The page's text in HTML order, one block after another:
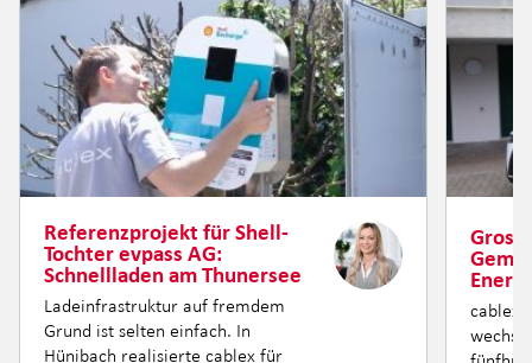
Referenzprojekt für Shell-
Tochter evpass AG:
Schnellladen am Thunersee
Ladeinfrastruktur auf fremdem
Grund ist selten einfach. In
Hünibach realisierte cablex für
cablex